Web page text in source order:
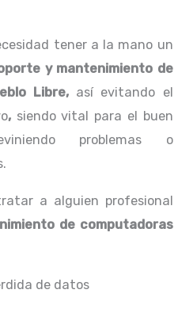
tener a la mano un
y mantenimiento de
Libre, así evitando el
, siendo vital para el buen
problemas o
a alguien profesional
de computadoras
de datos